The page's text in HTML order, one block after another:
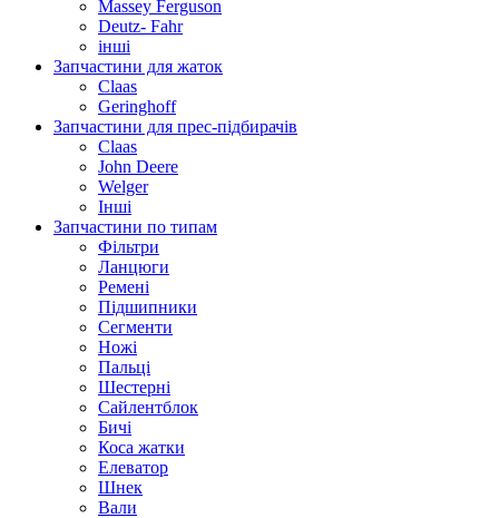
Massey Ferguson
Deutz- Fahr
інші
Запчастини для жаток
Claas
Geringhoff
Запчастини для прес-підбирачів
Claas
John Deere
Welger
Інші
Запчастини по типам
Фільтри
Ланцюги
Ремені
Підшипники
Сегменти
Ножі
Пальці
Шестерні
Сайлентблок
Бичі
Коса жатки
Елеватор
Шнек
Вали